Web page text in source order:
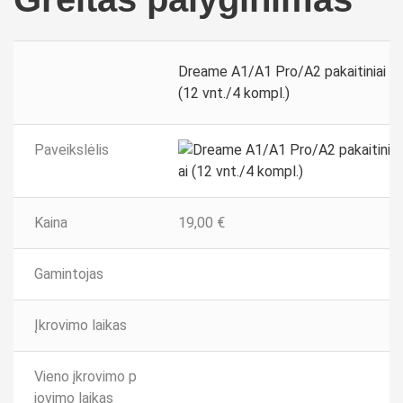
Dreame A1/A1 Pro/A2 pakaitiniai
(12 vnt./4 kompl.)
Paveikslėlis
Kaina 19,00 €
Gamintojas
Įkrovimo laikas
Vieno įkrovimo p
jovimo laikas